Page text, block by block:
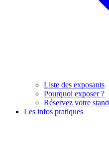
Liste des exposants
Pourquoi exposer ?
Réservez votre stand
Les infos pratiques